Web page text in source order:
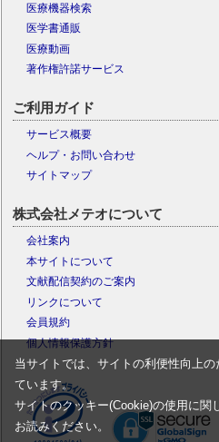
医療機器検索
医学書通販
医療動画
著作権許諾サービス
ご利用ガイド
サービス概要
ヘルプ・お問い合わせ
サイトマップ
株式会社メテオについて
会社案内
本サイトについて
文献配信契約のご案内
リンクについて
会員規約
個人情報保護方針
当サイトでは、サイトの利便性向上
ています。
サイトのクッキー(Cookie)の使用に関
お読みください。